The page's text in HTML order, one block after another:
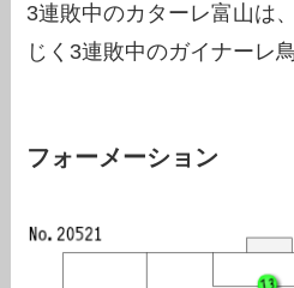
3連敗中のカターレ富山は
じく3連敗中のガイナーレ
フォーメーション